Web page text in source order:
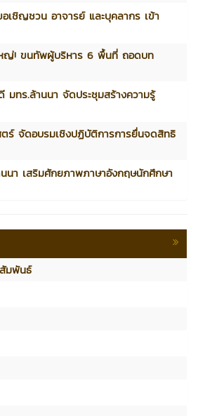
เชิญชวน อาจารย์ และบุคลากร เข้า
หญ่! ขนทัพผู้บริหาร 6 พื้นที่ ถอดบท
มทร.ล้านนา จัดประชุมสร้างความรู้
ร์ จัดอบรมเชิงปฏิบัติการการยื่นจดสิทธิ
นา เสริมศักยภาพภาษาอังกฤษนักศึกษา
มพันธ์